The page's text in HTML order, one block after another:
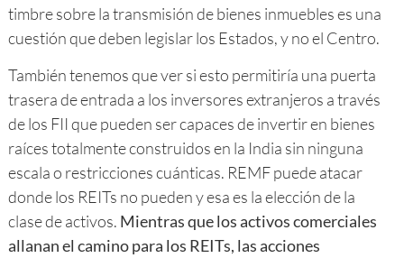
timbre sobre la transmisión de bienes inmuebles es una
cuestión que deben legislar los Estados, y no el Centro.
También tenemos que ver si esto permitiría una puerta
trasera de entrada a los inversores extranjeros a través
de los FII que pueden ser capaces de invertir en bienes
raíces totalmente construidos en la India sin ninguna
escala o restricciones cuánticas. REMF puede atacar
donde los REITs no pueden y esa es la elección de la
clase de activos. Mientras que los activos comerciales
allanan el camino para los REITs, las acciones